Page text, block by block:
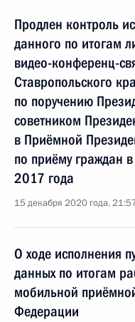
Продлен контроль
данного по итогам
видео-конференц-
Ставропольского
по поручению
советником
в Приёмной
по приёму граждан
2017 года
15 декабря 2020 года,
О ходе исполнения
данных по итогам
мобильной
Федерации